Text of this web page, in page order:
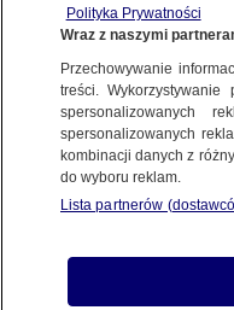
statki uszkodzone
26.12.2025, 11:24
Posłuchaj
Czyta lektor AI
Polityka Prywatności
Wraz z naszymi
Przechowywanie
treści.
spersonalizowanych
spersonalizowanych
kombinacji danych z
do wyboru reklam.
Lista partnerów